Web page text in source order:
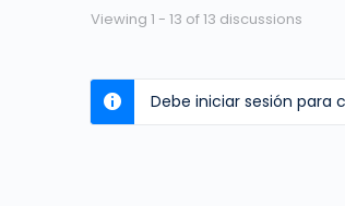
Viewing 1 - 13 of 13 discussions
Debe iniciar sesión para